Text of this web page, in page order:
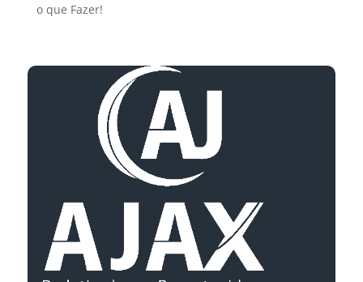
o que Fazer!